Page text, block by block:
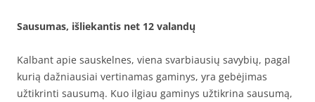
Sausumas, išliekantis net 12 valandų
Kalbant apie sauskelnes, viena svarbiausių savybių, pagal
kurią dažniausiai vertinamas gaminys, yra gebėjimas
užtikrinti sausumą. Kuo ilgiau gaminys užtikrina sausumą,